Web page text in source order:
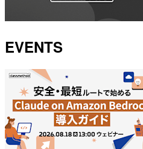
EVENTS